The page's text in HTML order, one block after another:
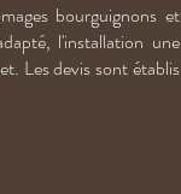
bourguignons et
l'installation une
Les devis sont établis